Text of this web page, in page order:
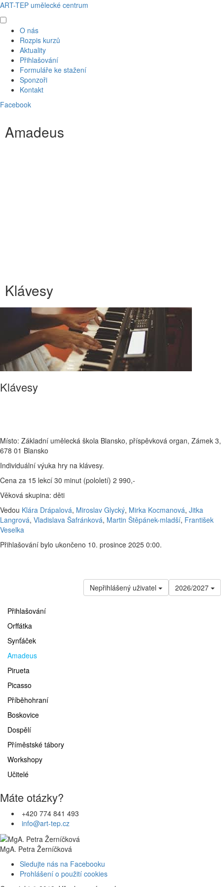
ART-TEP umělecké centrum
O nás
Rozpis kurzů
Aktuality
Přihlašování
Formuláře ke stažení
Sponzoři
Kontakt
Facebook
Amadeus
Klávesy
Klávesy
Místo: Základní umělecká škola Blansko, příspěvková organ, Zámek 3,
678 01 Blansko
Individuální výuka hry na klávesy.
Cena za 15 lekcí 30 minut (pololetí) 2 990,-
Věková skupina: děti
Vedou Klára Drápalová, Miroslav Glycký, Mirka Kocmanová, Jitka
Langrová, Vladislava Šafránková, Martin Štěpánek-mladší, František
Veselka
Přihlašování bylo ukončeno 10. prosince 2025 0:00.
2026/2027
Nepřihlášený uživatel
Přihlašování
Orffátka
Synťáček
Amadeus
Pirueta
Picasso
Příběhohraní
Boskovice
Dospělí
Příměstské tábory
Workshopy
Učitelé
Máte otázky?
+420 774 841 493
info@art-tep.cz
MgA. Petra Žerníčková
Sledujte nás na Facebooku
Prohlášení o použití cookies